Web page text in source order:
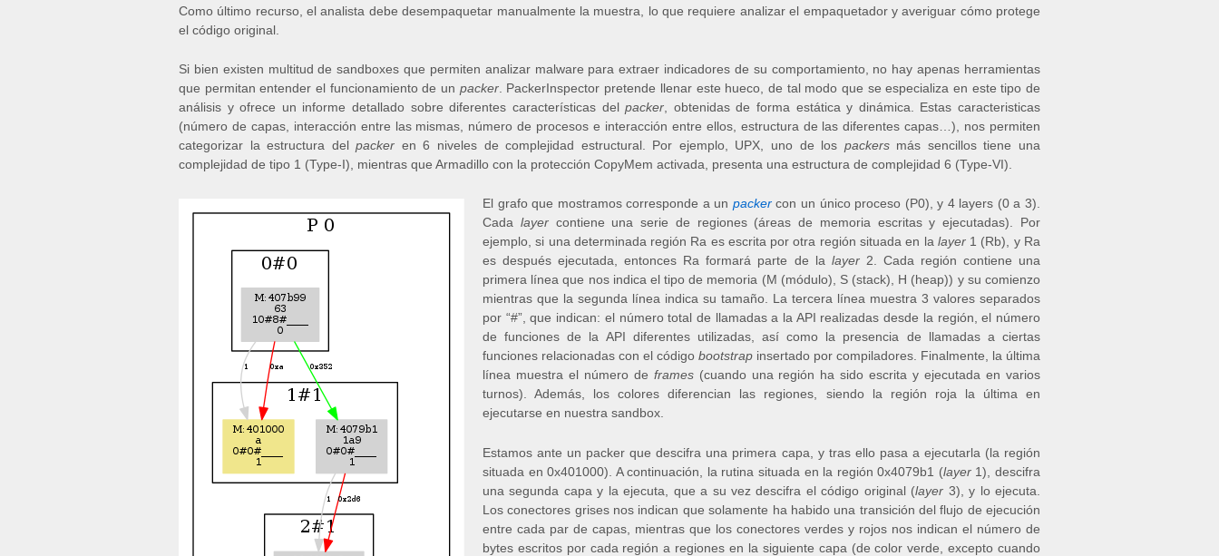
Como último recurso, el analista debe desempaquetar manualmente la muestra, lo que requiere analizar el empaquetador y averiguar cómo protege
el código original.
Si bien existen multitud de sandboxes que permiten analizar malware para extraer indicadores de su comportamiento, no hay apenas herramientas
que permitan entender el funcionamiento de un packer. PackerInspector pretende llenar este hueco, de tal modo que se especializa en este tipo de
análisis y ofrece un informe detallado sobre diferentes características delpacker , obtenidas de forma estática y dinámica. Estas caracteristicas
(número de capas, interacción entre las mismas, número de procesos e interacción entre ellos, estructura de las diferentes capas…), nos permiten
categorizar la estructura delpacker en 6 niveles de complejidad estructural. Por ejemplo, UPX, uno de los packersmás sencillos tiene una
complejidad de tipo 1 (Type-I), mientras que Armadillo con la protección CopyMem activada, presenta una estructura de complejidad 6 (Type-VI).
El grafo que mostramos corresponde a un packercon un único proceso (P0), y 4 layers (0 a 3).
Cada layercontiene una serie de regiones (áreas de memoria escritas y ejecutadas). Por
ejemplo, si una determinada región Ra es escrita por otra región situada en la layer1 (Rb), y Ra
es después ejecutada, entonces Ra formará parte de la layer2. Cada región contiene una
primera línea que nos indica el tipo de memoria (M (módulo), S (stack), H (heap)) y su comienzo
mientras que la segunda línea indica su tamaño. La tercera línea muestra 3 valores separados
por “#”, que indican: el número total de llamadas a la API realizadas desde la región, el número
de funciones de la API diferentes utilizadas, así como la presencia de llamadas a ciertas
funciones relacionadas con el código bootstrap insertado por compiladores. Finalmente, la última
línea muestra el número de frames(cuando una región ha sido escrita y ejecutada en varios
turnos). Además, los colores diferencian las regiones, siendo la región roja la última en
ejecutarse en nuestra sandbox.
Estamos ante un packer que descifra una primera capa, y tras ello pasa a ejecutarla (la región
situada en 0x401000). A continuación, la rutina situada en la región 0x4079b1 (layer1), descifra
una segunda capa y la ejecuta, que a su vez descifra el código original (layer 3), y lo ejecuta.
Los conectores grises nos indican que solamente ha habido una transición del flujo de ejecución
entre cada par de capas, mientras que los conectores verdes y rojos nos indican el número de
bytes escritos por cada región a regiones en la siguiente capa (de color verde, excepto cuando